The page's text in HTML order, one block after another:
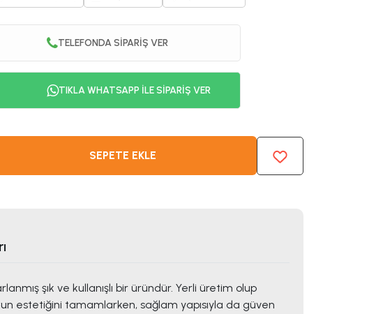
TELEFONDA SİPARİŞ VER
TIKLA WHATSAPP İLE SİPARİŞ VER
SEPETE EKLE
şık ve kullanışlı bir üründür. Yerli üretim olup
estetiğini tamamlarken, sağlam yapısıyla da güven